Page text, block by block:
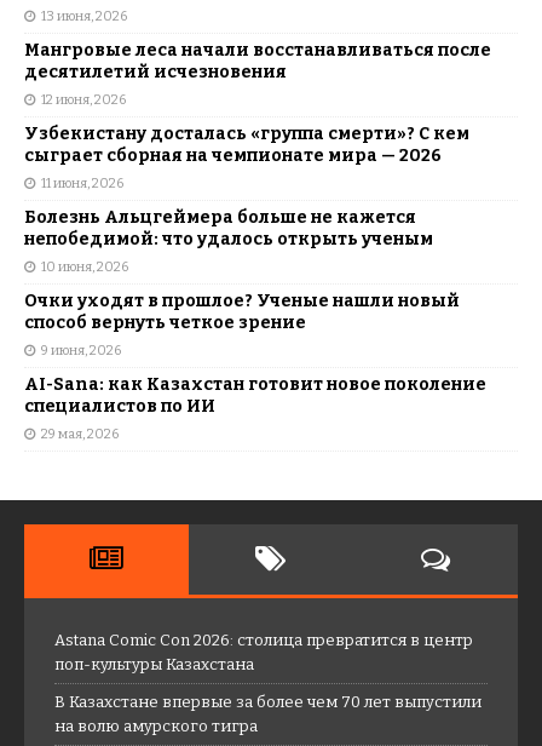
13 июня, 2026
Мангровые леса начали восстанавливаться после
десятилетий исчезновения
12 июня, 2026
Узбекистану досталась «группа смерти»? С кем
сыграет сборная на чемпионате мира — 2026
11 июня, 2026
Болезнь Альцгеймера больше не кажется
непобедимой: что удалось открыть ученым
10 июня, 2026
Очки уходят в прошлое? Ученые нашли новый
способ вернуть четкое зрение
9 июня, 2026
AI-Sana: как Казахстан готовит новое поколение
специалистов по ИИ
29 мая, 2026
Astana Comic Con 2026: столица превратится в центр
поп-культуры Казахстана
В Казахстане впервые за более чем 70 лет выпустили
на волю амурского тигра